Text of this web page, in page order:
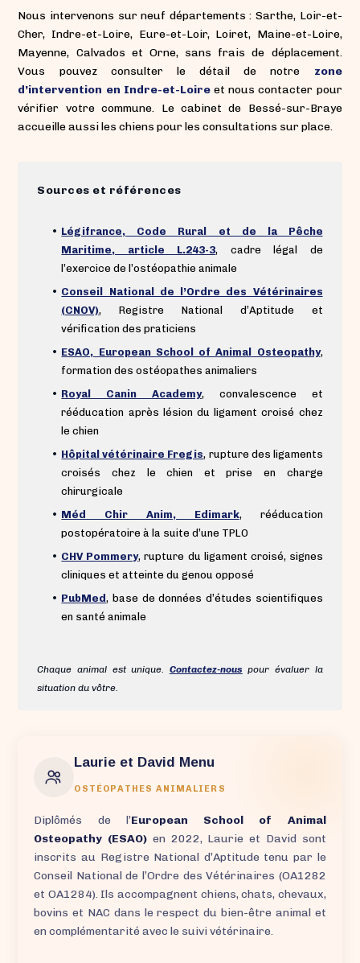
Nous intervenons sur neuf départements : Sarthe, Loir-et-
Cher, Indre-et-Loire, Eure-et-Loir, Loiret, Maine-et-Loire,
Mayenne, Calvados et Orne, sans frais de déplacement.
Vous pouvez consulter le détail de notre zone
d’intervention en Indre-et-Loireet nous contacter pour
vérifier votre commune. Le cabinet de Bessé-sur-Braye
accueille aussi les chiens pour les consultations sur place.
Sources et références
• Légifrance, Code Rural et de la Pêche
Maritime, article L.243-3, cadre légal de
l’exercice de l’ostéopathie animale
• Conseil National de l’Ordre des Vétérinaires
(CNOV), Registre National d’Aptitude et
vérification des praticiens
• ESAO, European School of Animal Osteopathy,
formation des ostéopathes animaliers
• Royal Canin Academy, convalescence et
rééducation après lésion du ligament croisé chez
le chien
• Hôpital vétérinaire Fregis, rupture des ligaments
croisés chez le chien et prise en charge
chirurgicale
• Méd Chir Anim, Edimark, rééducation
postopératoire à la suite d’une TPLO
• CHV Pommery, rupture du ligament croisé, signes
cliniques et atteinte du genou opposé
• PubMed, base de données d’études scientifiques
en santé animale
Chaque animal est unique. Contactez-nouspour évaluer la
situation du vôtre.
Laurie et David Menu
OSTÉOPATHES ANIMALIERS
Diplômés de l’European School of Animal
Osteopathy (ESAO) en 2022, Laurie et David sont
inscrits au Registre National d’Aptitude tenu par le
Conseil National de l’Ordre des Vétérinaires (OA1282
et OA1284). Ils accompagnent chiens, chats, chevaux,
bovins et NAC dans le respect du bien-être animal et
en complémentarité avec le suivi vétérinaire.